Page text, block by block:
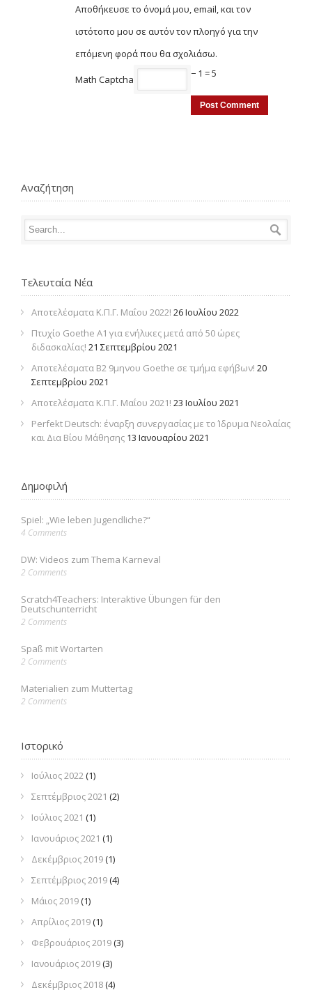
Αποθήκευσε το όνομά μου, email, και τον
ιστότοπο μου σε αυτόν τον πλοηγό για την
επόμενη φορά που θα σχολιάσω.
Math Captcha − 1 = 5
Αναζήτηση
Τελευταία Νέα
Αποτελέσματα Κ.Π.Γ. Μαΐου 2022! 26 Ιουλίου 2022
Πτυχίο Goethe Α1 για ενήλικες μετά από 50 ώρες
διδασκαλίας! 21 Σεπτεμβρίου 2021
Αποτελέσματα Β2 9μηνου Goethe σε τμήμα εφήβων! 20
Σεπτεμβρίου 2021
Αποτελέσματα Κ.Π.Γ. Μαΐου 2021! 23 Ιουλίου 2021
Perfekt Deutsch: έναρξη συνεργασίας με το Ίδρυμα Νεολαίας
και Δια Βίου Μάθησης 13 Ιανουαρίου 2021
Δημοφιλή
Spiel: „Wie leben Jugendliche?“
4 Comments
DW: Videos zum Thema Karneval
2 Comments
Scratch4Teachers: Interaktive Übungen für den
Deutschunterricht
2 Comments
Spaß mit Wortarten
2 Comments
Materialien zum Muttertag
2 Comments
Ιστορικό
Ιούλιος 2022(1)
Σεπτέμβριος 2021 (2)
Ιούλιος 2021 (1)
Ιανουάριος 2021 (1)
Δεκέμβριος 2019(1)
Σεπτέμβριος 2019(4)
Μάιος 2019(1)
Απρίλιος 2019(1)
Φεβρουάριος 2019(3)
Ιανουάριος 2019(3)
Δεκέμβριος 2018(4)